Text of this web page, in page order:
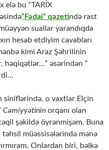
elə bu “TARİX
“Fədai” qəzetində rast
suallar yarandıqda
hesab etdiyim cavabları
kimi Araz Şəhrilinin
həqiqətlər…” əsərindən ”
siniflərində, o vaxtlar Elçin
Cəmiyyətinin orqanı olan
şəkildə öyrənmişəm. Buna
müəssisələrində mənə
Onlardan biri, bəlkə